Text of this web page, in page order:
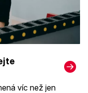
víc než jen